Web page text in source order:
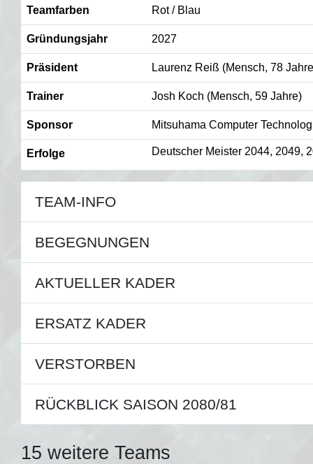
Teamfarben Rot / Blau
Gründungsjahr 2027
Präsident Laurenz Reiß (Mensch, 78
Trainer Josh Koch (Mensch, 59 Jahre)
Sponsor Mitsuhama Computer
Erfolge Deutscher Meister 2044, 2049,
TEAM-INFO
BEGEGNUNGEN
AKTUELLER KADER
ERSATZ KADER
VERSTORBEN
RÜCKBLICK SAISON 2080/81
15 weitere Teams